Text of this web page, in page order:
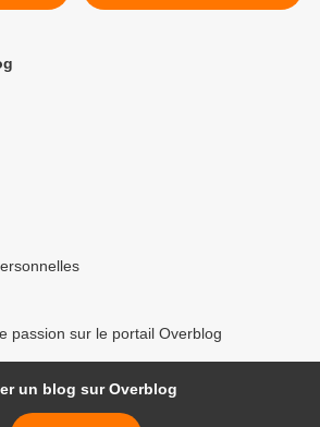
passion sur le portail Overblog
un blog sur Overblog